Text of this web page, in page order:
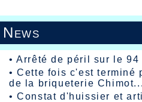
News
•Arrêté de péril sur le 94
•Cette fois c'est terminé
de la briqueterie Chimot...
•Constat d'huissier et